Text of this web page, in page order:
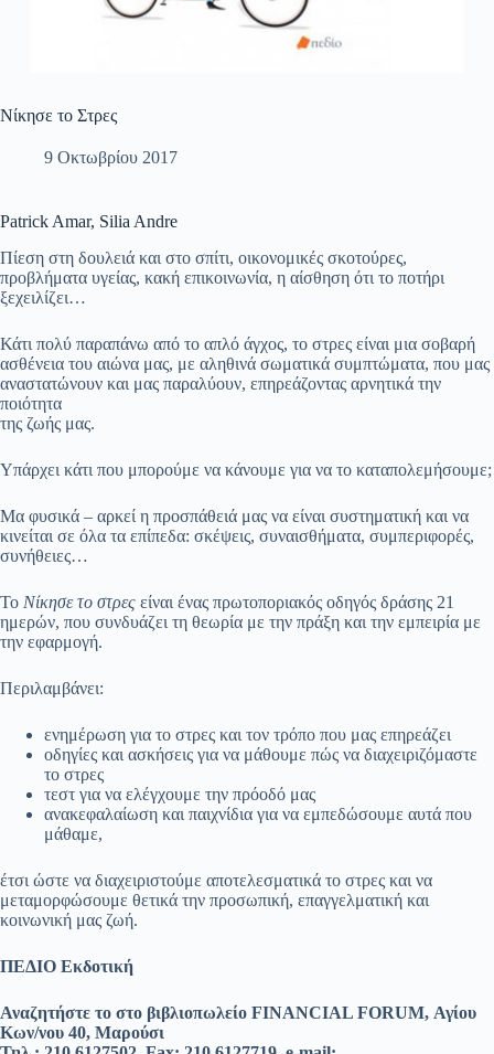
Νίκησε το Στρες
9 Οκτωβρίου 2017
Patrick Amar, Silia Andre
Πίεση στη δουλειά και στο σπίτι, οικονομικές σκοτούρες,
προβλήματα υγείας, κακή επικοινωνία, η αίσθηση ότι το ποτήρι
ξεχειλίζει…
Κάτι πολύ παραπάνω από το απλό άγχος, το στρες είναι μια σοβαρή
ασθένεια του αιώνα μας, με αληθινά σωματικά συμπτώματα, που μας
αναστατώνουν και μας παραλύουν, επηρεάζοντας αρνητικά την
ποιότητα
της ζωής μας.
Υπάρχει κάτι που μπορούμε να κάνουμε για να το καταπολεμήσουμε;
Μα φυσικά – αρκεί η προσπάθειά μας να είναι συστηματική και να
κινείται σε όλα τα επίπεδα: σκέψεις, συναισθήματα, συμπεριφορές,
συνήθειες…
Το Νίκησε το στρες είναι ένας πρωτοποριακός οδηγός δράσης 21
ημερών, που συνδυάζει τη θεωρία με την πράξη και την εμπειρία με
την εφαρμογή.
Περιλαμβάνει:
ενημέρωση για το στρες και τον τρόπο που μας επηρεάζει
οδηγίες και ασκήσεις για να μάθουμε πώς να διαχειριζόμαστε
το στρες
τεστ για να ελέγχουμε την πρόοδό μας
ανακεφαλαίωση και παιχνίδια για να εμπεδώσουμε αυτά που
μάθαμε,
έτσι ώστε να διαχειριστούμε αποτελεσματικά το στρες και να
μεταμορφώσουμε θετικά την προσωπική, επαγγελματική και
κοινωνική μας ζωή.
ΠΕΔΙΟ Εκδοτική
Αναζητήστε τo στο βιβλιοπωλείο FINANCIAL FORUM, Αγίου
Κων/νου 40, Μαρούσι